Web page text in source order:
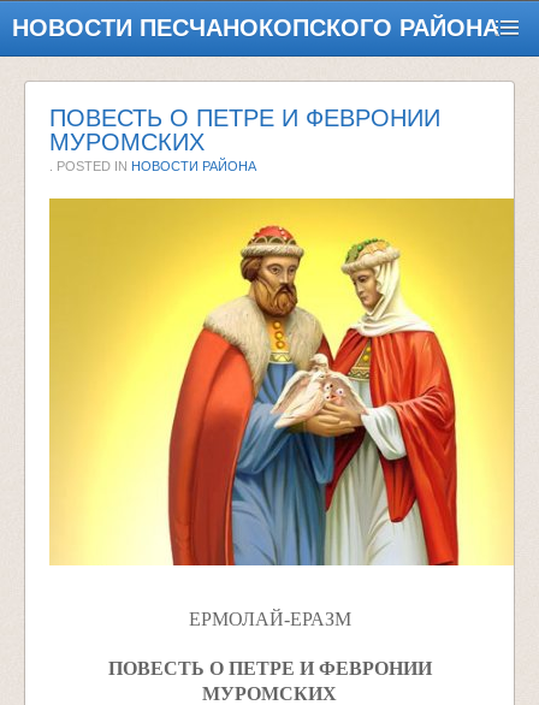
НОВОСТИ ПЕСЧАНОКОПСКОГО РАЙОНА
ПОВЕСТЬ О ПЕТРЕ И ФЕВРОНИИ
МУРОМСКИХ
. POSTED IN НОВОСТИ РАЙОНА
ЕРМОЛАЙ-ЕРАЗМ
ПОВЕСТЬ О ПЕТРЕ И ФЕВРОНИИ
МУРОМСКИХ